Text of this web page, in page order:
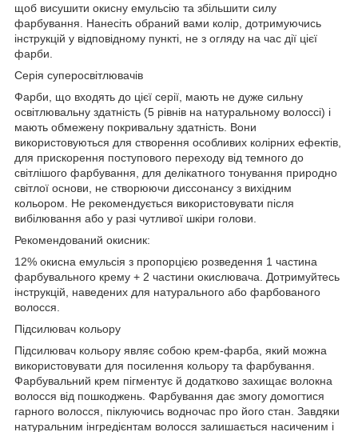
щоб висушити окисну емульсію та збільшити силу
фарбування. Нанесіть обраний вами колір, дотримуючись
інструкцій у відповідному пункті, не з огляду на час дії цієї
фарби.
Серія суперосвітлювачів
Фарби, що входять до цієї серії, мають не дуже сильну
освітлювальну здатність (5 рівнів на натуральному волоссі) і
мають обмежену покривальну здатність. Вони
використовуються для створення особливих колірних ефектів,
для прискорення поступового переходу від темного до
світлішого фарбування, для делікатного тонування природно
світлої основи, не створюючи диссонансу з вихідним
кольором. Не рекомендується використовувати після
вибілювання або у разі чутливої шкіри голови.
Рекомендований окисник:
12% окисна емульсія з пропорцією розведення 1 частина
фарбувального крему + 2 частини окислювача.
Дотримуйтесь
інструкцій, наведених для натурального або фарбованого
волосся.
Підсилювач кольору
Підсилювач кольору являє собою крем-фарба, який можна
використовувати для посилення кольору та фарбування.
Фарбувальний крем пігментує й додатково захищає волокна
волосся від пошкоджень. Фарбування дає змогу домогтися
гарного волосся, піклуючись водночас про його стан. Завдяки
натуральним інгредієнтам волосся залишається насиченим і